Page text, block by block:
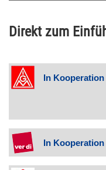
Direkt zum
In
In